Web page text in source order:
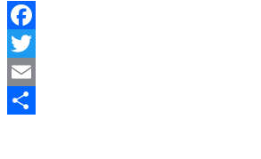
Facebook
Twitter
Email